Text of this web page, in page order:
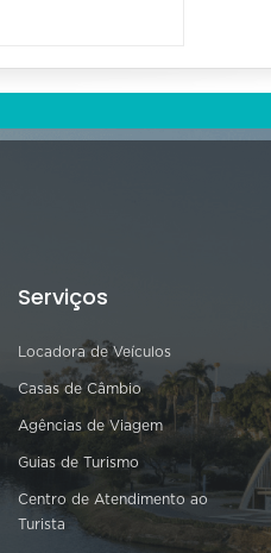
Serviços
Locadora de Veículos
Casas de Câmbio
Agências de Viagem
Guias de Turismo
Centro de Atendimento ao
Turista